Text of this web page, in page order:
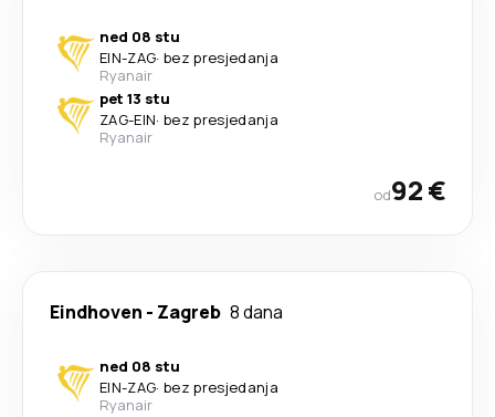
ned 08 stu
EIN-ZAG· bez presjedanja
Ryanair
pet 13 stu
ZAG-EIN· bez presjedanja
Ryanair
od92 €
Eindhoven - Zagreb 8 dana
ned 08 stu
EIN-ZAG· bez presjedanja
Ryanair